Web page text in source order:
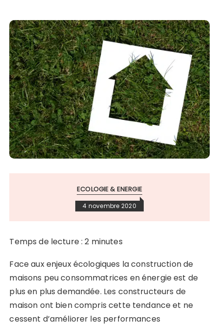
ECOLOGIE & ENERGIE
4 novembre 2020
Temps de lecture :2 minutes
Face aux enjeux écologiques la construction de
maisons peu consommatrices en énergie est de
plus en plus demandée. Les constructeurs de
maison ont bien compris cette tendance et ne
cessent d’améliorer les performances